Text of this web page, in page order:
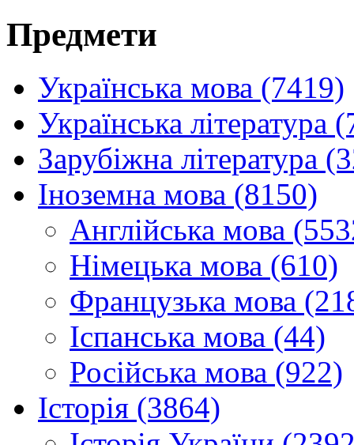
Предмети
Українська мова (7419)
Українська література
Зарубіжна література
Іноземна мова (8150)
Англійська мова
Німецька мова (610)
Французька мова
Іспанська мова (44)
Російська мова (922)
Історія (3864)